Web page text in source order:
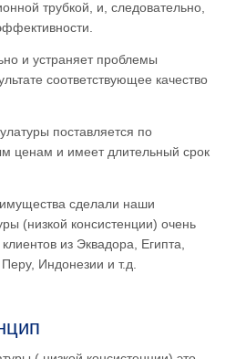
трубкой, и, следовательно,
и устраняет проблемы
соответствующее качество
поставляется по
ценам и имеет длительный срок
сделали наши
(низкой консистенции) очень
из Эквадора, Египта,
Индонезии и т.д.